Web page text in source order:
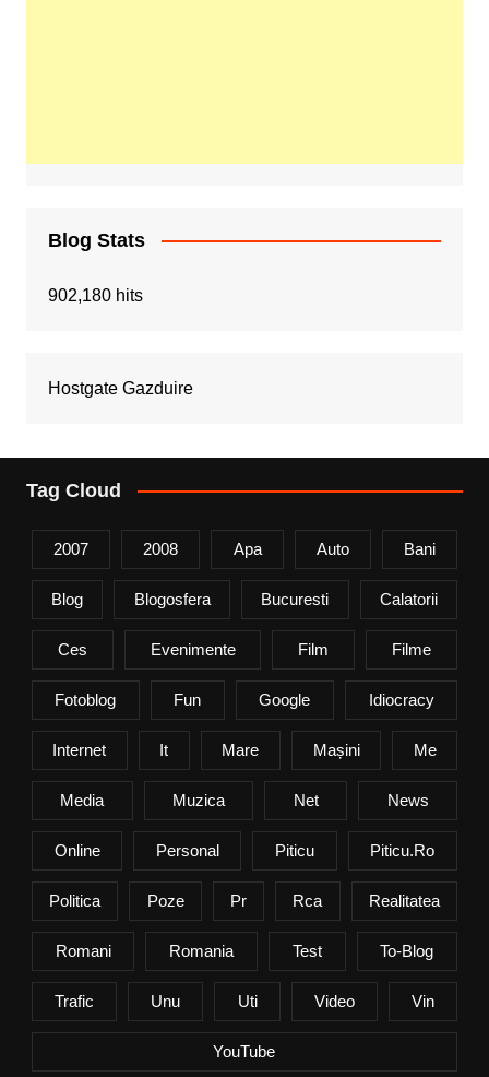
Blog Stats
902,180 hits
Hostgate Gazduire
Tag Cloud
2007 2008 Apa Auto Bani
Blog Blogosfera Bucuresti Calatorii
Ces Evenimente Film Filme
Fotoblog Fun Google Idiocracy
Internet It Mare Mașini Me
Media Muzica Net News
Online Personal Piticu Piticu.ro
Politica Poze Pr Rca Realitatea
Romani Romania Test To-Blog
Trafic Unu Uti Video Vin
YouTube